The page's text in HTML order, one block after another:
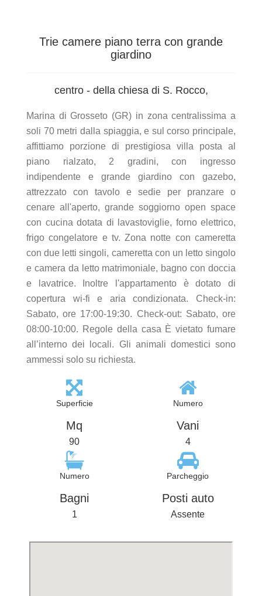
Trie camere piano terra con grande
giardino
centro - della chiesa di S. Rocco,
Marina di Grosseto (GR) in zona centralissima a
soli 70 metri dalla spiaggia, e sul corso principale,
affittiamo porzione di prestigiosa villa posta al
piano rialzato, 2 gradini, con ingresso
indipendente e grande giardino con gazebo,
attrezzato con tavolo e sedie per pranzare o
cenare all'aperto, grande soggiorno open space
con cucina dotata di lavastoviglie, forno elettrico,
frigo congelatore e tv. Zona notte con cameretta
con due letti singoli, cameretta con un letto singolo
e camera da letto matrimoniale, bagno con doccia
e lavatrice. Inoltre l'appartamento è dotato di
copertura wi-fi e aria condizionata. Check-in:
Sabato, ore 17:00-19:30. Check-out: Sabato, ore
08:00-10:00. Regole della casa È vietato fumare
all’interno dei locali. Gli animali domestici sono
ammessi solo su richiesta.
Superficie
Mq
90
Numero
Vani
4
Numero
Bagni
1
Parcheggio
Posti auto
Assente